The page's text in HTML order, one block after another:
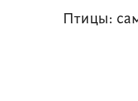
Птицы: